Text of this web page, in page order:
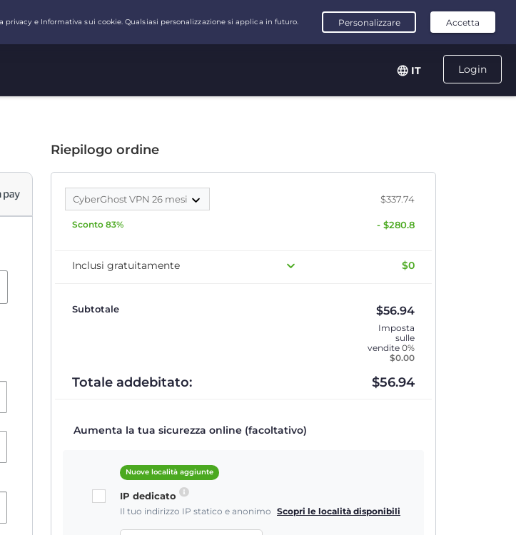
Login
IT
Riepilogo ordine
CyberGhost VPN 26 mesi $337.74
Sconto 83% - $280.8
Inclusi gratuitamente $0
Subtotale $56.94
Imposta
sulle
vendite 0%
$0.00
Totale addebitato: $56.94
Aumenta la tua sicurezza online (facoltativo)
Nuove località aggiunte
IP dedicato
Il tuo indirizzo IP statico e anonimo Scopri le località disponibili